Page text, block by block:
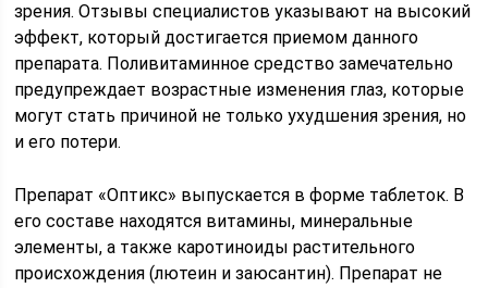
зрения. Отзывы специалистов указывают на высокий
эффект, который достигается приемом данного
препарата. Поливитаминное средство замечательно
предупреждает возрастные изменения глаз, которые
могут стать причиной не только ухудшения зрения, но
и его потери.
Препарат «Оптикс» выпускается в форме таблеток. В
его составе находятся витамины, минеральные
элементы, а также каротиноиды растительного
происхождения (лютеин и заюсантин). Препарат не